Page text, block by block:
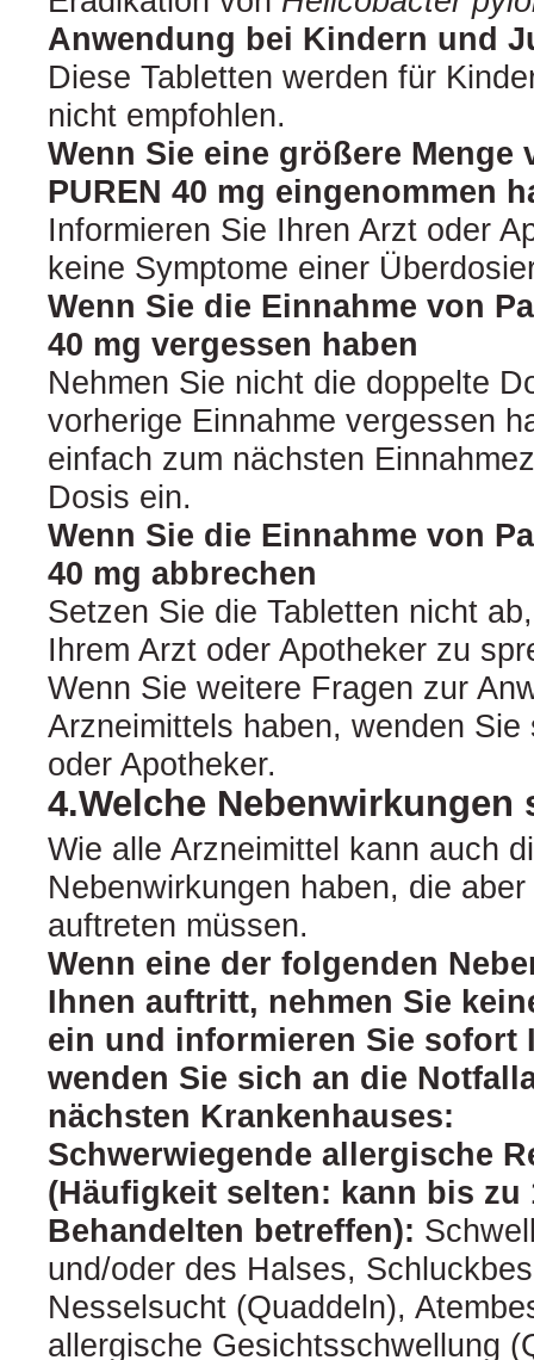
Anwendung bei Kindern und
Diese Tabletten werden für
nicht empfohlen.
Wenn Sie eine größere Menge
PUREN 40 mg eingenommen
Informieren Sie Ihren Arzt oder
keine Symptome einer
Wenn Sie die Einnahme von
40 mg vergessen haben
Nehmen Sie nicht die doppelte
vorherige Einnahme vergessen
einfach zum nächsten
Dosis ein.
Wenn Sie die Einnahme von
40 mg abbrechen
Setzen Sie die Tabletten nicht
Ihrem Arzt oder Apotheker zu
Wenn Sie weitere Fragen zur
Arzneimittels haben, wenden
oder Apotheker.
4.Welche
Wie alle Arzneimittel kann auch
Nebenwirkungen haben, die
auftreten müssen.
Wenn eine der folgenden
Ihnen auftritt, nehmen Sie
ein und informieren Sie sofort
wenden Sie sich an die
nächsten Krankenhauses:
Schwerwiegende allergische
(Häufigkeit selten: kann bis zu
Behandelten betreffen):
und/oder des Halses,
Nesselsucht (Quaddeln),
allergische Gesichtsschwellung